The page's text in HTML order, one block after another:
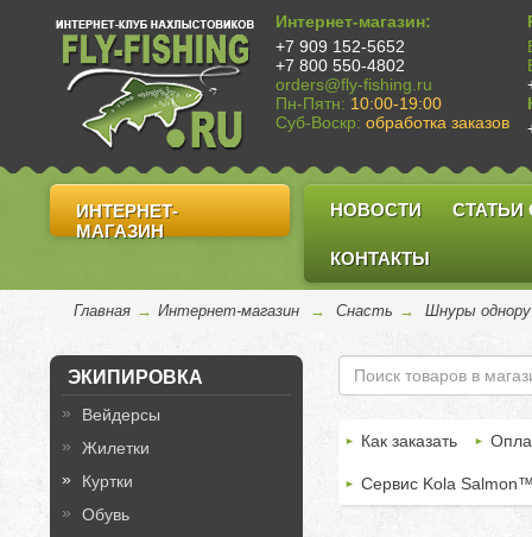
Интернет-магазин:
+7 909 152-5652
+7 800 550-4802
orders@fly-fishing.ru
Пн-Пятн: 10:00-19:00
Суб-Воскр: обработка заказов
ИНТЕРНЕТ-
МАГАЗИН
НОВОСТИ СТАТЬИ
КОНТАКТЫ
Главная → Интернет-магазин → Снасть → Шнуры
ЭКИПИРОВКА
Вейдерсы
Жилетки
Куртки
Обувь
Как заказать
Сервис Kola